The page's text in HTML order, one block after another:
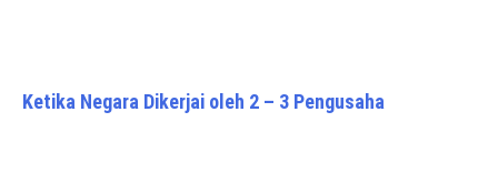
Ketika Negara Dikerjai oleh 2 – 3 Pengusaha